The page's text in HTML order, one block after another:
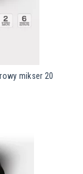
mikser 20